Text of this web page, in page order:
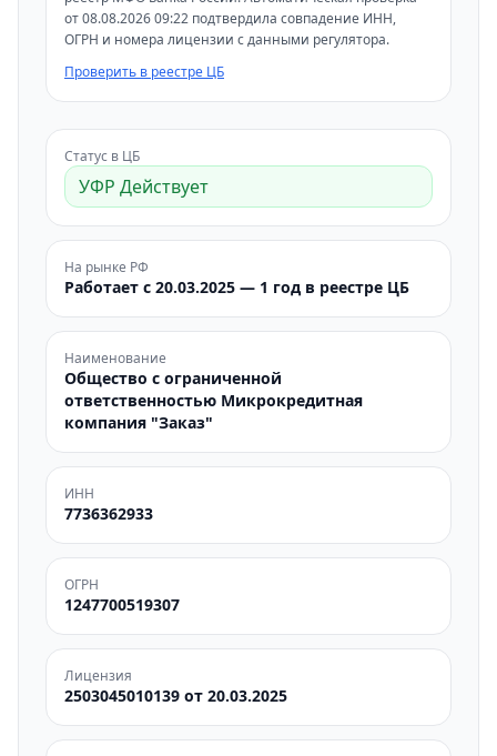
от 08.08.2026 09:22 подтвердила совпадение ИНН,
ОГРН и номера лицензии с данными регулятора.
Проверить в реестре ЦБ
Статус в ЦБ
УФР Действует
На рынке РФ
Работает с 20.03.2025 — 1 год в реестре ЦБ
Наименование
Общество с ограниченной
ответственностью Микрокредитная
компания "Заказ"
ИНН
7736362933
ОГРН
1247700519307
Лицензия
2503045010139 от 20.03.2025